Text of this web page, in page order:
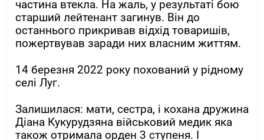
частина втекла. На жаль, у результаті бою
старший лейтенант загинув. Він до
останнього прикривав відхід товаришів,
пожертвував заради них власним життям.
14 березня 2022 року похований у рідному
селі Луг.
Залишилася: мати, сестра, і кохана дружина
Діана Кукурудзяна військовий медик яка
також отримала орден 3 ступеня. І